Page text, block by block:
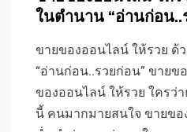
ในตำนาน “อ่านก่อน..
ขายของออนไลน์ ให้รวย ด้
“อ่านก่อน..รวยก่อน” ขายข
ของออนไลน์ ให้รวย ใครว่
นี้ คนมากมายสนใจ ขายข